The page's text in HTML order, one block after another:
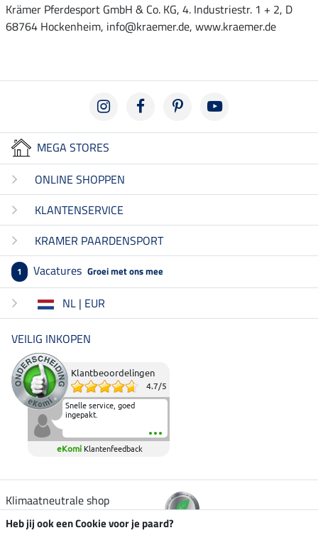
Krämer Pferdesport GmbH & Co. KG, 4. Industriestr. 1 + 2, D
68764 Hockenheim, info@kraemer.de, www.kraemer.de
MEGA STORES
ONLINE SHOPPEN
KLANTENSERVICE
KRAMER PAARDENSPORT
1 Vacatures Groei met ons mee
NL | EUR
VEILIG INKOPEN
Klantbeoordelingen
4.7/5
Snelle service, goed
ingepakt.
eKomi Klantenfeedback
Klimaatneutrale shop
Heb jij ook een Cookie voor je paard?